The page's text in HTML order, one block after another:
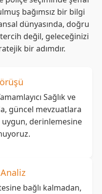
bağımsız bir bilgi
dünyasında, doğru
değil, geleceğinizi
bir adımdır.
Sağlık ve
güncel mevzuatlara
uygun, derinlemesine
Analiz
bağlı kalmadan,